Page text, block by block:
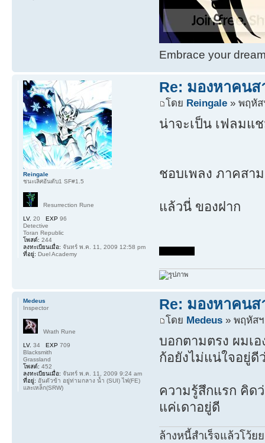
Embrace your
Re: มองหาคน
โดย Reingale » พฤหัส
น่าจะเป็น เฟลมแ
ชอบเพลง ภาคสา
แล้วนี่ ของฝาก
Reingale
ชนะเลิศอันดับ1 SF#1.5
Resurrection Rune
LV. 20 EXP 96
Detective
Toran Republic
โพสต์: 244
ลงทะเบียนเมื่อ: จันทร์ พ.ค. 11, 2009 12:58 pm
ที่อยู่: Duel Academy
Re: มองหาคน
โดย Medeus » พฤหัสฯ
บอกตามตรง ผมเ
ก้อยังไม่แน่ใจอยู่ดี
ความรู้สึกแรก คิด
แค่เดาอยู่ดี
ล้างหนี้สำเร็จแล้วโว้ย
Medeus
Inspector
Wrath Rune
LV. 34 EXP 709
Blacksmith
Grassland
โพสต์: 452
ลงทะเบียนเมื่อ: จันทร์ พ.ค. 11, 2009 9:24 am
ที่อยู่: อันตัวข้า อยู่ท่ามกลาง น้ำ (SUI) ไฟ(FE)
และเหล็ก(SRW)